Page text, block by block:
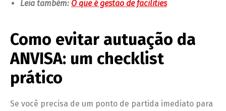
Leia também: O que é gestão de facilities
Como evitar autuação da
ANVISA: um checklist
prático
Se você precisa de um ponto de partida imediato para